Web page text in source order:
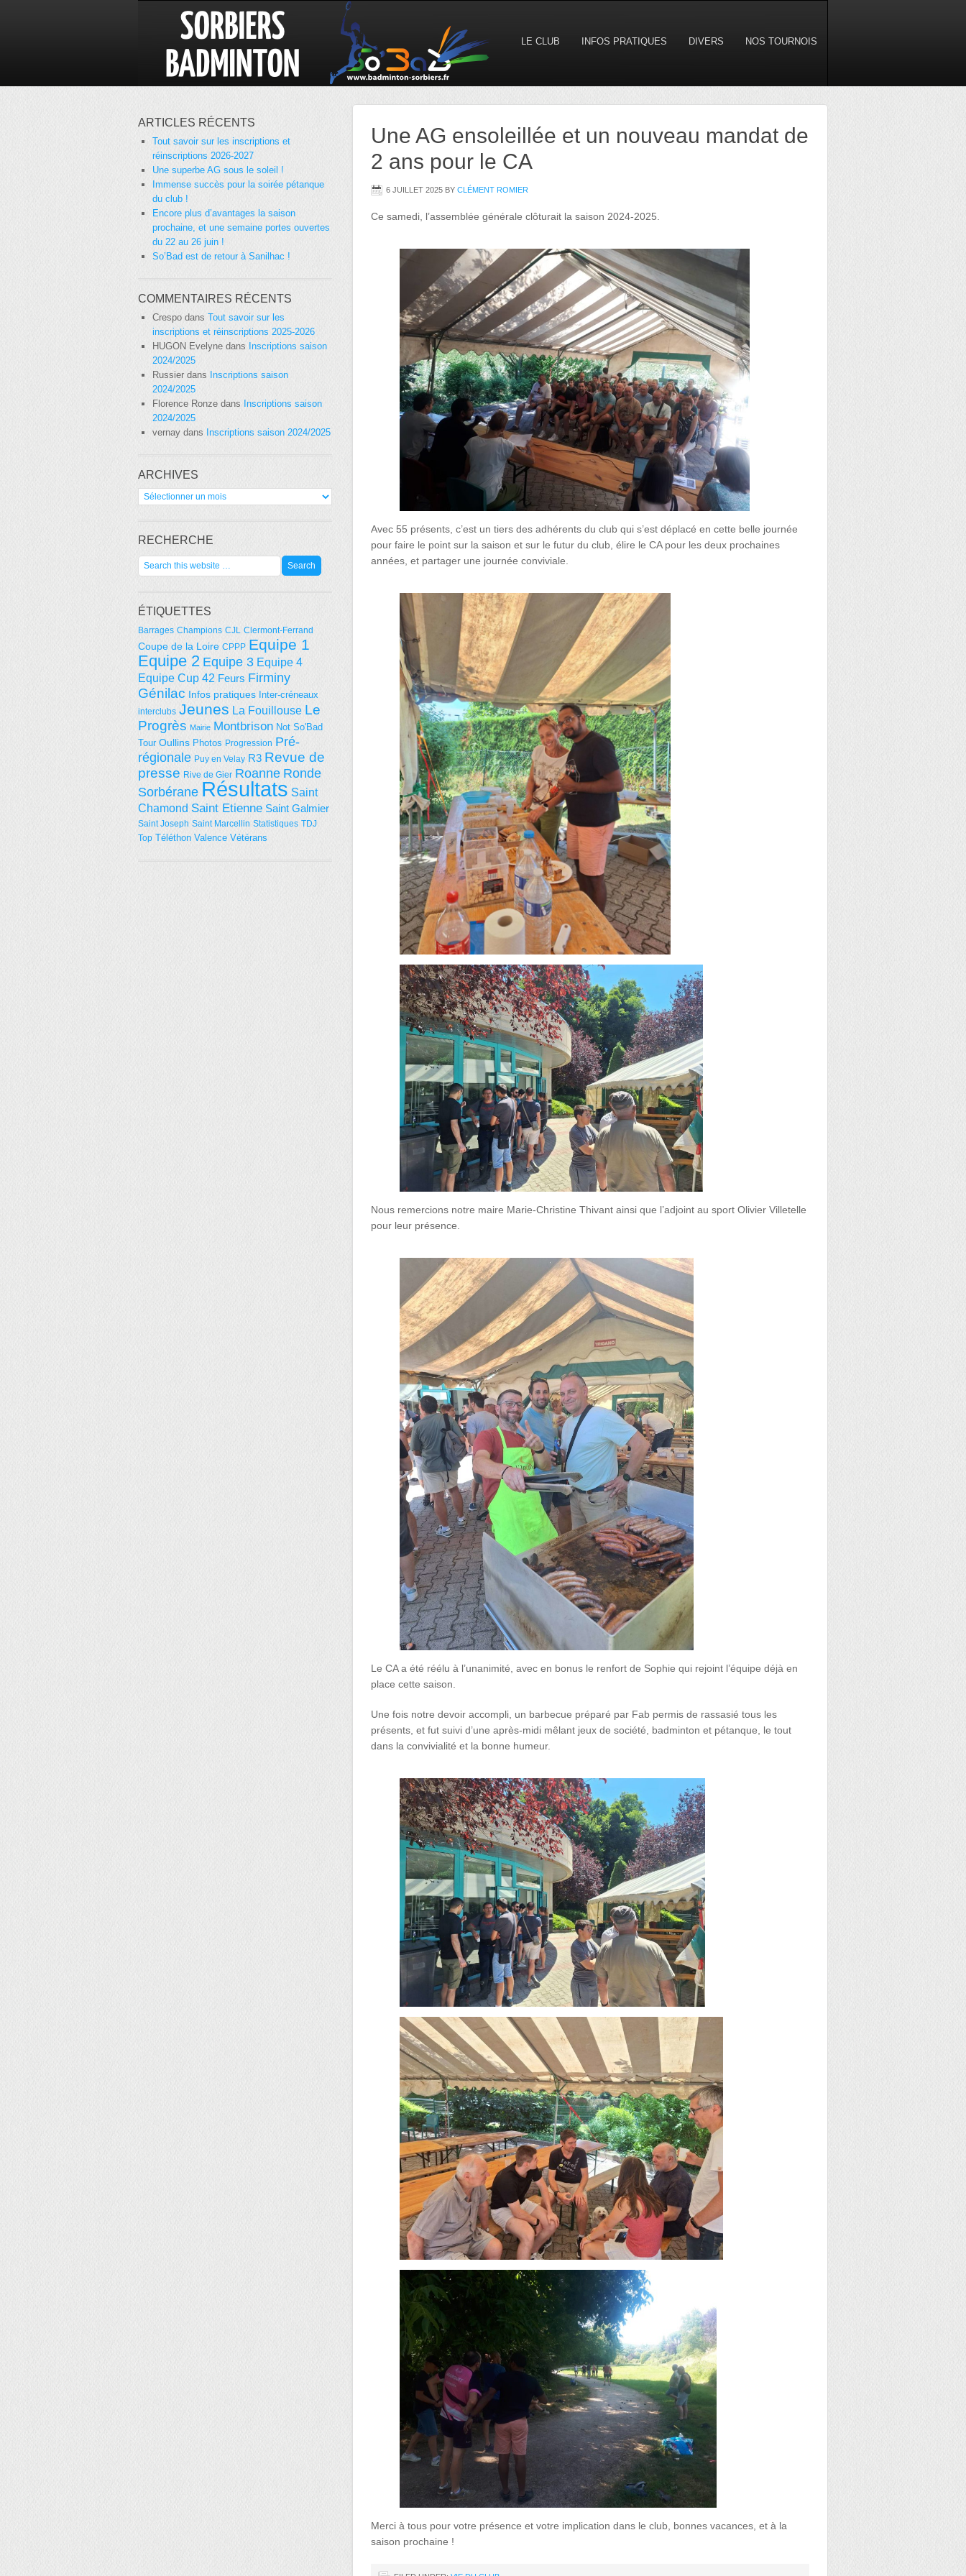
LE CLUB INFOS PRATIQUES DIVERS NOS TOURNOIS
Une AG ensoleillée et un nouveau mandat de
2 ans pour le CA
6 JUILLET 2025 BY CLÉMENT ROMIER
Ce samedi, l’assemblée générale clôturait la saison 2024-2025.
Avec 55 présents, c’est un tiers des adhérents du club qui s’est déplacé en cette belle journée
pour faire le point sur la saison et sur le futur du club, élire le CA pour les deux prochaines
années, et partager une journée conviviale.
Nous remercions notre maire Marie-Christine Thivant ainsi que l’adjoint au sport Olivier Villetelle
pour leur présence.
Le CA a été réélu à l’unanimité, avec en bonus le renfort de Sophie qui rejoint l’équipe déjà en
place cette saison.
Une fois notre devoir accompli, un barbecue préparé par Fab permis de rassasié tous les
présents, et fut suivi d’une après-midi mêlant jeux de société, badminton et pétanque, le tout
dans la convivialité et la bonne humeur.
Merci à tous pour votre présence et votre implication dans le club, bonnes vacances, et à la
saison prochaine !
ARTICLES RÉCENTS
Tout savoir sur les inscriptions et
réinscriptions 2026-2027
Une superbe AG sous le soleil !
Immense succès pour la soirée pétanque
du club !
Encore plus d’avantages la saison
prochaine, et une semaine portes ouvertes
du 22 au 26 juin !
So’Bad est de retour à Sanilhac !
COMMENTAIRES RÉCENTS
Crespo dans Tout savoir sur les
inscriptions et réinscriptions 2025-2026
HUGON Evelyne dans
Inscriptions saison
2024/2025
Russier dans Inscriptions saison
2024/2025
Florence Ronze dans Inscriptions saison
2024/2025
vernay dans Inscriptions saison 2024/2025
ARCHIVES
Archives
RECHERCHE
ÉTIQUETTES
Barrages Champions CJL Clermont-Ferrand
Coupe de la Loire CPPP Equipe 1
Equipe 2 Equipe 3 Equipe 4
Equipe Cup 42 Feurs Firminy
Génilac Infos pratiques Inter-créneaux
interclubs Jeunes La Fouillouse Le
Progrès Mairie Montbrison Not So'Bad
Tour Oullins Photos Progression Pré-
régionale Puy en Velay R3 Revue de
presse Rive de Gier Roanne Ronde
Sorbérane Résultats Saint
Chamond Saint Etienne Saint Galmier
Saint Joseph Saint Marcellin Statistiques TDJ
Top Téléthon Valence Vétérans